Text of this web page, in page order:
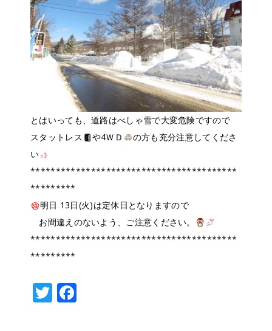
とはいっても、道路はべしゃ雪で大変危険ですので
スタットレス
や4ＷＤ
の方も充分注意してくださ
い
*****************************************
*********
明日 13日(火)は定休日となりますので
お間違えのないよう、ご注意ください。
*****************************************
*********
T